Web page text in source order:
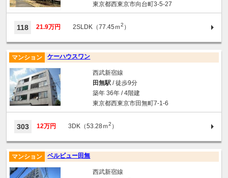
東京都西東京市向台町3-5-27
118 21.9万円 2SLDK（77.45ｍ2 ）
ケーハウスワン
マンション
西武新宿線
田無駅/ 徒歩9分
築年 36年 / 4階建
東京都西東京市田無町7-1-6
303 12万円 3DK（53.28ｍ2 ）
ベルビュー田無
マンション
西武新宿線